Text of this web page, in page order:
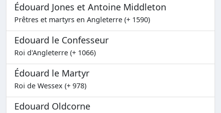
Édouard Jones et Antoine Middleton
Prêtres et martyrs en Angleterre (+ 1590)
Edouard le Confesseur
Roi d'Angleterre (+ 1066)
Édouard le Martyr
Roi de Wessex (+ 978)
Edouard Oldcorne